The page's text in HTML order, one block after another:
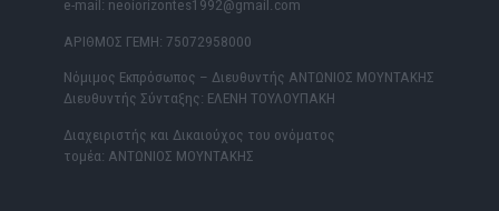
e-mail: neoiorizontes1992@gmail.com
ΑΡΙΘΜΟΣ ΓΕΜΗ: 75072958000
Νόμιμος Εκπρόσωπος – Διευθυντής ΑΝΤΩΝΙΟΣ ΜΟΥΝΤΑΚΗΣ
Διευθυντής Σύνταξης: ΕΛΕΝΗ ΤΟΥΛΟΥΠΑΚΗ
Διαχειριστής και Δικαιούχος του ονόματος
τομέα: ΑΝΤΩΝΙΟΣ ΜΟΥΝΤΑΚΗΣ